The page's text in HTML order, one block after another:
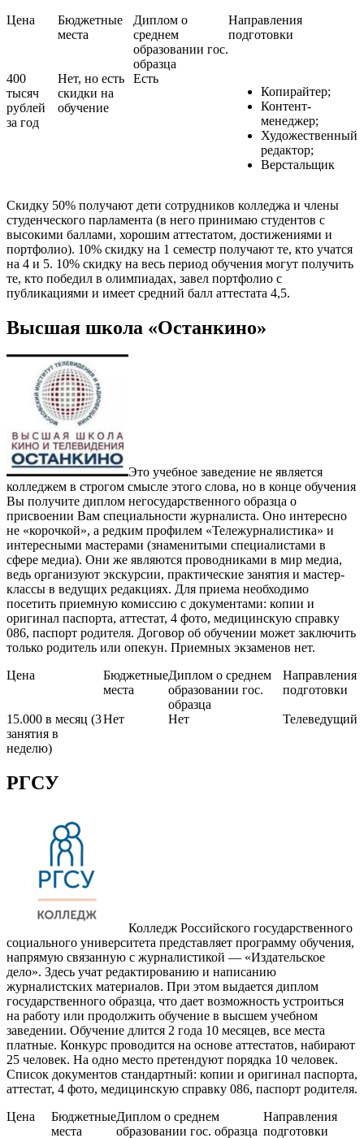
Цена
Бюджетные
места
Диплом о
среднем
образовании гос.
образца
Направления
подготовки
400
тысяч
рублей
за год
Нет, но есть
скидки на
обучение
Есть
Копирайтер;
Контент-
менеджер;
Художественный
редактор;
Верстальщик
Скидку 50% получают дети сотрудников колледжа и члены
студенческого парламента (в него принимаю студентов с
высокими баллами, хорошим аттестатом, достижениями и
портфолио). 10% скидку на 1 семестр получают те, кто учатся
на 4 и 5. 10% скидку на весь период обучения могут получить
те, кто победил в олимпиадах, завел портфолио с
публикациями и имеет средний балл аттестата 4,5.
Высшая школа «Останкино»
Это учебное заведение не является
колледжем в строгом смысле этого слова, но в конце обучения
Вы получите диплом негосударственного образца о
присвоении Вам специальности журналиста. Оно интересно
не «корочкой», а редким профилем «Тележурналистика» и
интересными мастерами (знаменитыми специалистами в
сфере медиа). Они же являются проводниками в мир медиа,
ведь организуют экскурсии, практические занятия и мастер-
классы в ведущих редакциях. Для приема необходимо
посетить приемную комиссию с документами: копии и
оригинал паспорта, аттестат, 4 фото, медицинскую справку
086, паспорт родителя. Договор об обучении может заключить
только родитель или опекун. Приемных экзаменов нет.
Цена
Бюджетные
места
Диплом о среднем
образовании гос.
образца
Направления
подготовки
15.000 в месяц (3
занятия в
неделю)
Нет Нет Телеведущий
РГСУ
Колледж Российского государственного
социального университета представляет программу обучения,
напрямую связанную с журналистикой — «Издательское
дело». Здесь учат редактированию и написанию
журналистских материалов. При этом выдается диплом
государственного образца, что дает возможность устроиться
на работу или продолжить обучение в высшем учебном
заведении. Обучение длится 2 года 10 месяцев, все места
платные. Конкурс проводится на основе аттестатов, набирают
25 человек. На одно место претендуют порядка 10 человек.
Список документов стандартный: копии и оригинал паспорта,
аттестат, 4 фото, медицинскую справку 086, паспорт родителя.
Цена
Бюджетные
места
Диплом о среднем
образовании гос. образца
Направления
подготовки